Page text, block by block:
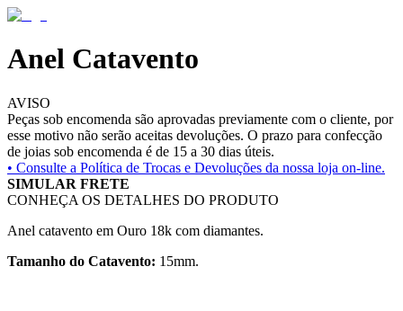
Anel Catavento
AVISO
Peças sob encomenda são aprovadas previamente com o cliente, por
esse motivo não serão aceitas devoluções. O prazo para confecção
de joias sob encomenda é de 15 a 30 dias úteis.
• Consulte a Política de Trocas e Devoluções da nossa loja on-line.
SIMULAR FRETE
CONHEÇA OS DETALHES DO PRODUTO
Anel catavento em Ouro 18k com diamantes.
Tamanho do Catavento: 15mm.